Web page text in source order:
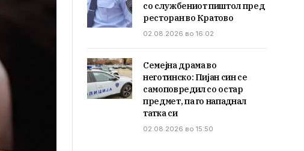
со службениот пиштол пред
ресторан во Кратово
02.08.2026 во 16:02
Семејна драма во
неготинско: Пијан син се
самоповредил со остар
предмет, па го нападнал
татка си
02.08.2026 во 15:50